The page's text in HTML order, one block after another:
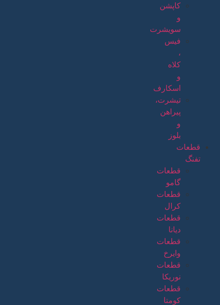
کاپشن
و
سویشرت
فیس
،
کلاه
و
اسکارف
تیشرت،
پیراهن
و
بلوز
قطعات
تفنگ
قطعات
گامو
قطعات
کرال
قطعات
دیانا
قطعات
وایرخ
قطعات
نوریکا
قطعات
کومتا